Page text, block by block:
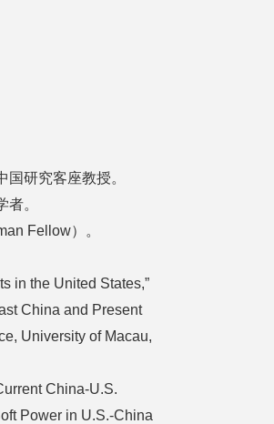
研究客座教授。
。
Fellow）。
in the United States,”
China and Present
University of Macau,
China-U.S.
Power in U.S.-China